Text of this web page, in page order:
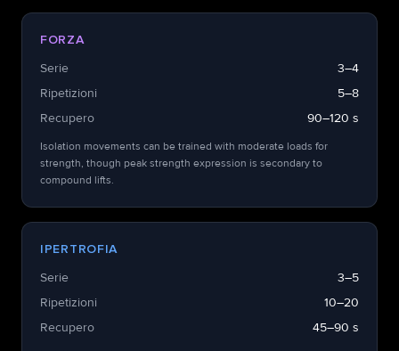
FORZA
Serie
3–4
Ripetizioni
5–8
Recupero
90–120 s
Isolation movements can be trained with moderate loads for
strength, though peak strength expression is secondary to
compound lifts.
IPERTROFIA
Serie
3–5
Ripetizioni
10–20
Recupero
45–90 s